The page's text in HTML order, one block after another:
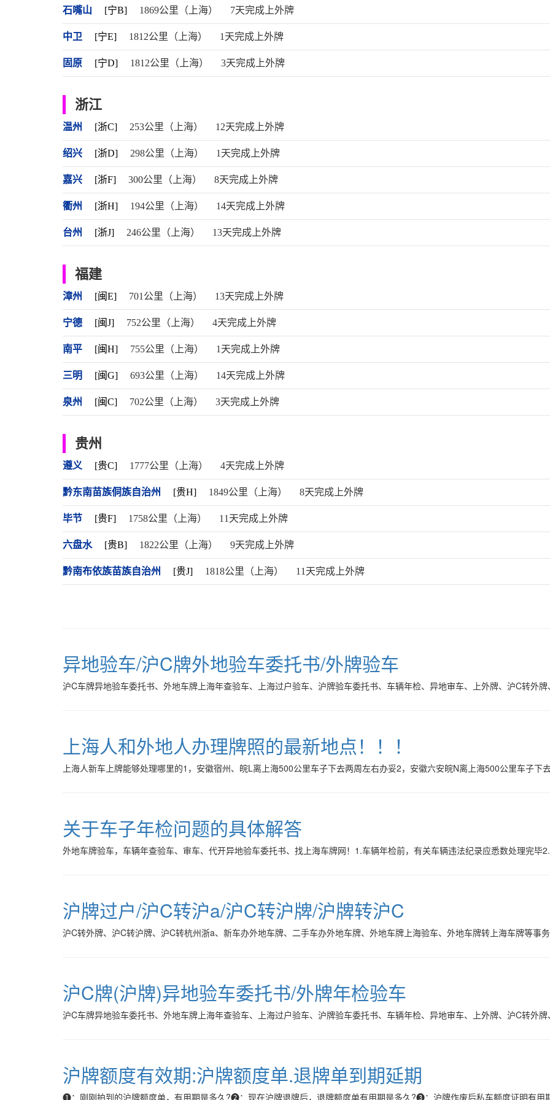
石嘴山 [宁B] 1869公里（上海） 7天完成上外牌
中卫 [宁E] 1812公里（上海） 1天完成上外牌
固原 [宁D] 1812公里（上海） 3天完成上外牌
浙江
温州 [浙C] 253公里（上海） 12天完成上外牌
绍兴 [浙D] 298公里（上海） 1天完成上外牌
嘉兴 [浙F] 300公里（上海） 8天完成上外牌
衢州 [浙H] 194公里（上海） 14天完成上外牌
台州 [浙J] 246公里（上海） 13天完成上外牌
福建
漳州 [闽E] 701公里（上海） 13天完成上外牌
宁德 [闽J] 752公里（上海） 4天完成上外牌
南平 [闽H] 755公里（上海） 1天完成上外牌
三明 [闽G] 693公里（上海） 14天完成上外牌
泉州 [闽C] 702公里（上海） 3天完成上外牌
贵州
遵义 [贵C] 1777公里（上海） 4天完成上外牌
黔东南苗族侗族自治州 [贵H] 1849公里（上海） 8天完成上外牌
毕节 [贵F] 1758公里（上海） 11天完成上外牌
六盘水 [贵B] 1822公里（上海） 9天完成上外牌
黔南布依族苗族自治州 [贵J] 1818公里（上海） 11天完成上外牌
异地验车/沪C牌外地验车委托书/外牌验车
沪C车牌异地验车委托书、外地车牌上海年查验车、上海过户验车、沪牌验车委托书、车辆年检、异地审车、上外牌、沪C转外
上海人和外地人办理牌照的最新地点！！！
上海人新车上牌能够处理哪里的1，安徽宿州、皖L离上海500公里车子下去两周左右办妥2，安徽六安皖N离上海500公里车子下
关于车子年检问题的具体解答
外地车牌验车，车辆年查验车、审车、代开异地验车委托书、找上海车牌网！1.车辆年检前，有关车辆违法纪录应悉数处理完毕
沪牌过户/沪C转沪a/沪C转沪牌/沪牌转沪C
沪C转外牌、沪C转沪牌、沪C转杭州浙a、新车办外地车牌、二手车办外地车牌、外地车牌上海验车、外地车牌转上海车牌等
沪C牌(沪牌)异地验车委托书/外牌年检验车
沪C车牌异地验车委托书、外地车牌上海年查验车、上海过户验车、沪牌验车委托书、车辆年检、异地审车、上外牌、沪C转外
沪牌额度有效期:沪牌额度单.退牌单到期延期
❶：刚刚拍到的沪牌额度单，有用期是多久?❷：现在沪牌退牌后，退牌额度单有用期是多久?❸：沪牌作废后私车额度证明有用